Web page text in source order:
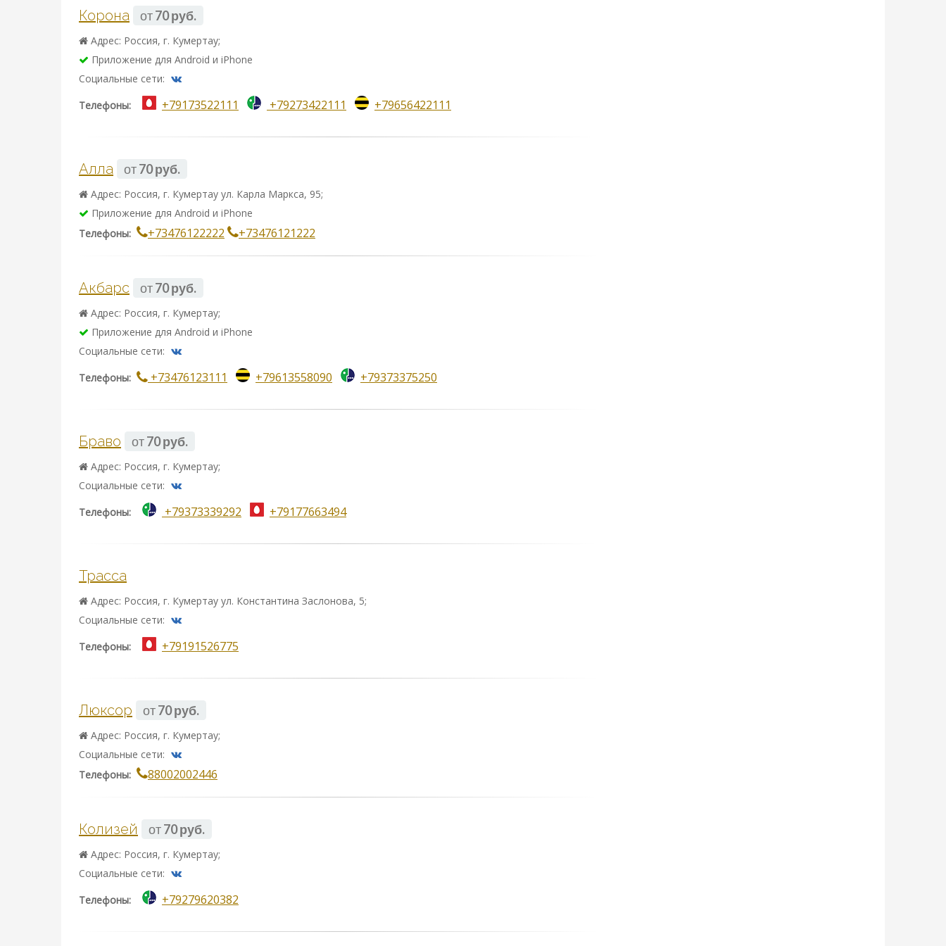
Корона от70 руб.
Адрес: Россия, г. Кумертау;
Приложение для Android и iPhone
Социальные сети:
Телефоны: +79173522111 +79273422111 +79656422111
Алла от70 руб.
Адрес: Россия, г. Кумертау ул. Карла Маркса, 95;
Приложение для Android и iPhone
Телефоны:
+73476122222 +73476121222
Акбарс от70 руб.
Адрес: Россия, г. Кумертау;
Приложение для Android и iPhone
Социальные сети:
Телефоны: +73476123111 +79613558090 +79373375250
Браво от70 руб.
Адрес: Россия, г. Кумертау;
Социальные сети:
Телефоны: +79373339292 +79177663494
Трасса
Адрес: Россия, г. Кумертау ул. Константина Заслонова, 5;
Социальные сети:
Телефоны: +79191526775
Люксор от70 руб.
Адрес: Россия, г. Кумертау;
Социальные сети:
Телефоны:
88002002446
Колизей от70 руб.
Адрес: Россия, г. Кумертау;
Социальные сети:
Телефоны: +79279620382